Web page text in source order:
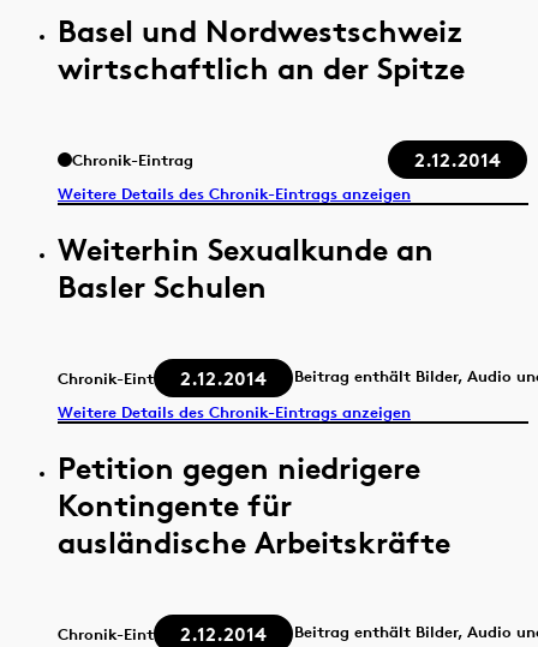
Basel und Nordwestschweiz
wirtschaftlich an der Spitze
Chronik-Eintrag 2.12.2014
Weitere Details des Chronik-Eintrags anzeigen
Weiterhin Sexualkunde an
Basler Schulen
Chronik-Eintrag 2.12.2014
Beitrag enthält Bilder, Audio
Weitere Details des Chronik-Eintrags anzeigen
Petition gegen niedrigere
Kontingente für
ausländische Arbeitskräfte
Chronik-Eintrag 2.12.2014
Beitrag enthält Bilder, Audio